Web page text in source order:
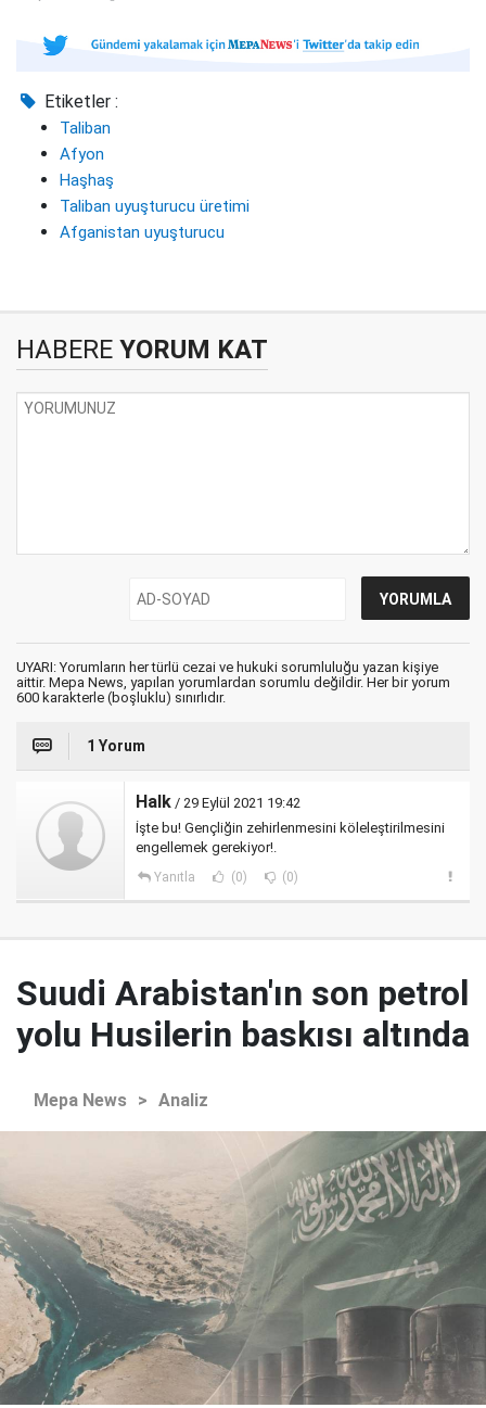
Etiketler :
Taliban
Afyon
Haşhaş
Taliban uyuşturucu üretimi
Afganistan uyuşturucu
HABERE YORUM KAT
UYARI: Yorumların her türlü cezai ve hukuki sorumluluğu yazan kişiye
aittir. Mepa News, yapılan yorumlardan sorumlu değildir. Her bir yorum
600 karakterle (boşluklu) sınırlıdır.
1 Yorum
Halk / 29 Eylül 2021 19:42
İşte bu! Gençliğin zehirlenmesini köleleştirilmesini
engellemek gerekiyor!.
Yanıtla (0) (0)
Suudi Arabistan'ın son petrol
yolu Husilerin baskısı altında
Mepa News > Analiz